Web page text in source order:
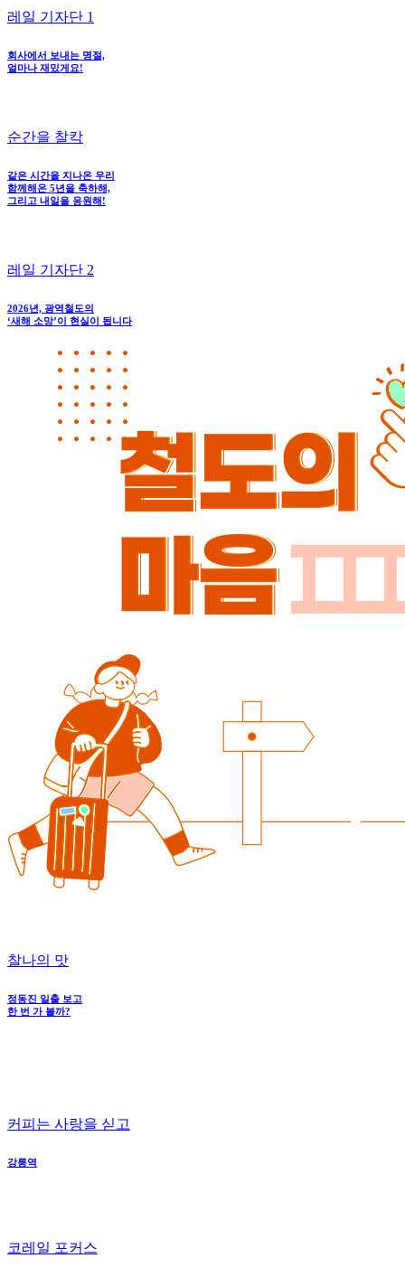
레일 기자단 1
회사에서 보내는 명절,
얼마나 재밌게요!
순간을 찰칵
같은 시간을 지나온 우리
함께해온 5년을 축하해,
그리고 내일을 응원해!
레일 기자단 2
2026년, 광역철도의
‘새해 소망’이 현실이 됩니다
찰나의 맛
정동진 일출 보고
한 번 가 볼까?
커피는 사랑을 싣고
강릉역
코레일 포커스